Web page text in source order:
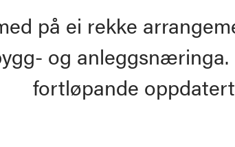
på ei rekke
og
fortløpande